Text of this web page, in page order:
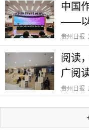
中国
——以
贵州日报
阅读
广阅
贵州日报